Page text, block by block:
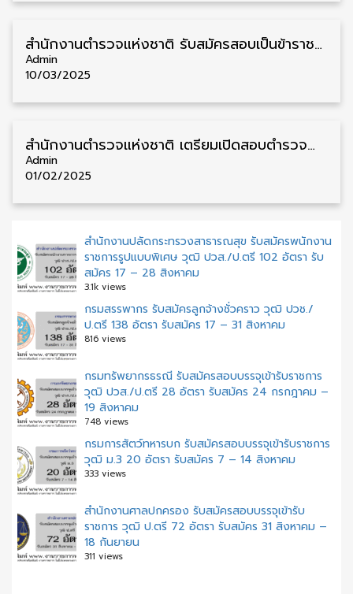
สำนักงานตำรวจแห่งชาติ รับสมัครสอบเป็นข้าราชการตำรวจ วุฒิ ม.6/ปวช./ป.ตรี ชาย/หญิง 155 อัตรา รับสมัคร 19 มีนาคม – 9 เมษายน
Admin
10/03/2025
สำนักงานตำรวจแห่งชาติ เตรียมเปิดสอบตำรวจอำนวยการ พิสูจน์หลักฐาน 100 อัตรา เปิดรับสมัครเร็วๆนี้
Admin
01/02/2025
สำนักงานปลัดกระทรวงสาธารณสุข รับสมัครพนักงาน
ราชการรูปแบบพิเศษ วุฒิ ปวส./ป.ตรี 102 อัตรา รับ
สมัคร 17 – 28 สิงหาคม
3.1k views
กรมสรรพากร รับสมัครลูกจ้างชั่วคราว วุฒิ ปวช./
ป.ตรี 138 อัตรา รับสมัคร 17 – 31 สิงหาคม
816 views
กรมทรัพยากรธรณี รับสมัครสอบบรรจุเข้ารับราชการ
วุฒิ ปวส./ป.ตรี 28 อัตรา รับสมัคร 24 กรกฎาคม –
19 สิงหาคม
748 views
กรมการสัตว์ทหารบก รับสมัครสอบบรรจุเข้ารับราชการ
วุฒิ ม.3 20 อัตรา รับสมัคร 7 – 14 สิงหาคม
333 views
สํานักงานศาลปกครอง รับสมัครสอบบรรจุเข้ารับ
ราชการ วุฒิ ป.ตรี 72 อัตรา รับสมัคร 31 สิงหาคม –
18 กันยายน
311 views